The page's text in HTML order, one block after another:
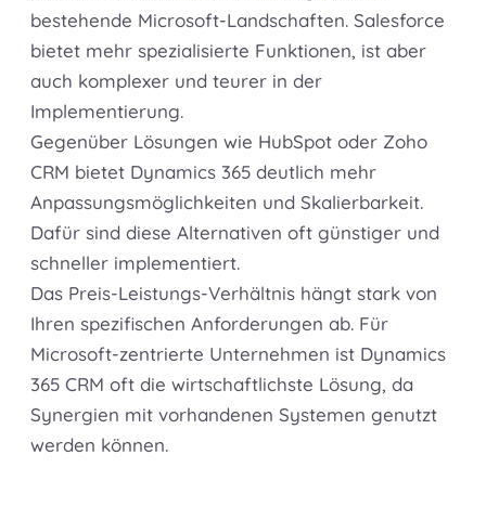
bestehende Microsoft-Landschaften. Salesforce
bietet mehr spezialisierte Funktionen, ist aber
auch komplexer und teurer in der
Implementierung.
Gegenüber Lösungen wie HubSpot oder Zoho
CRM bietet Dynamics 365 deutlich mehr
Anpassungsmöglichkeiten und Skalierbarkeit.
Dafür sind diese Alternativen oft günstiger und
schneller implementiert.
Das Preis-Leistungs-Verhältnis hängt stark von
Ihren spezifischen Anforderungen ab. Für
Microsoft-zentrierte Unternehmen ist Dynamics
365 CRM oft die wirtschaftlichste Lösung, da
Synergien mit vorhandenen Systemen genutzt
werden können.